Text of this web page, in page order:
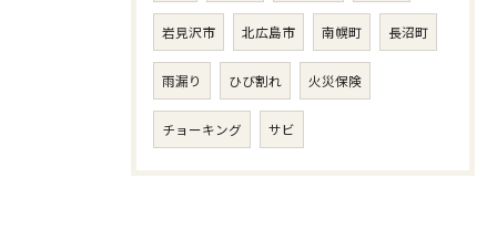
岩見沢市 北広島市 南幌町 長沼町
雨漏り ひび割れ 火災保険
チョーキング サビ